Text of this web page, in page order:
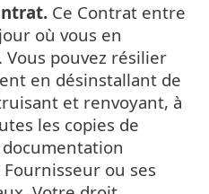
Ce Contrat entre
où vous en
Vous pouvez résilier
en désinstallant de
et renvoyant, à
les copies de
ou ses